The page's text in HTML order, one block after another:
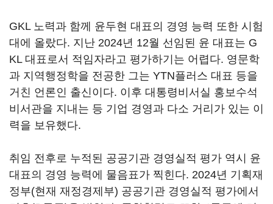
GKL 노력과 함께 윤두현 대표의 경영 능력 또한 시험
대에 올랐다. 지난 2024년 12월 선임된 윤 대표는 G
KL 대표로서 적임자라고 평가하기는 어렵다. 영문학
과 지역행정학을 전공한 그는 YTN플러스 대표 등을
거친 언론인 출신이다. 이후 대통령비서실 홍보수석
비서관을 지내는 등 기업 경영과 다소 거리가 있는 이
력을 보유했다.
취임 전후로 누적된 공공기관 경영실적 평가 역시 윤
대표의 경영 능력에 물음표가 찍힌다. 2024년 기획재
정부(현재 재정경제부) 공공기관 경영실적 평가에서